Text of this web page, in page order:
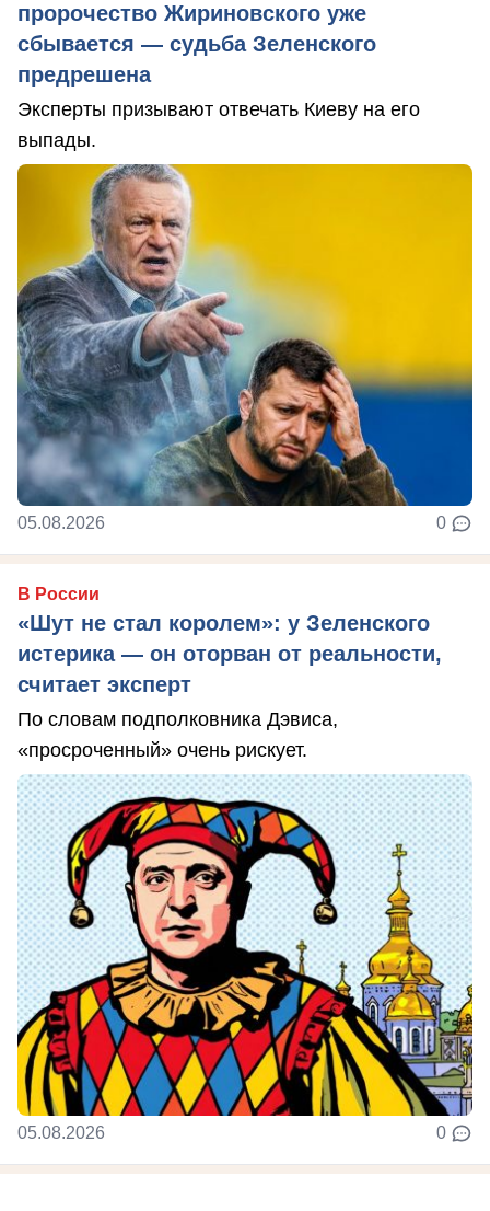
пророчество Жириновского уже
сбывается — судьба Зеленского
предрешена
Эксперты призывают отвечать Киеву на его
выпады.
05.08.2026 0
В России
«Шут не стал королем»: у Зеленского
истерика — он оторван от реальности,
считает эксперт
По словам подполковника Дэвиса,
«просроченный» очень рискует.
05.08.2026 0